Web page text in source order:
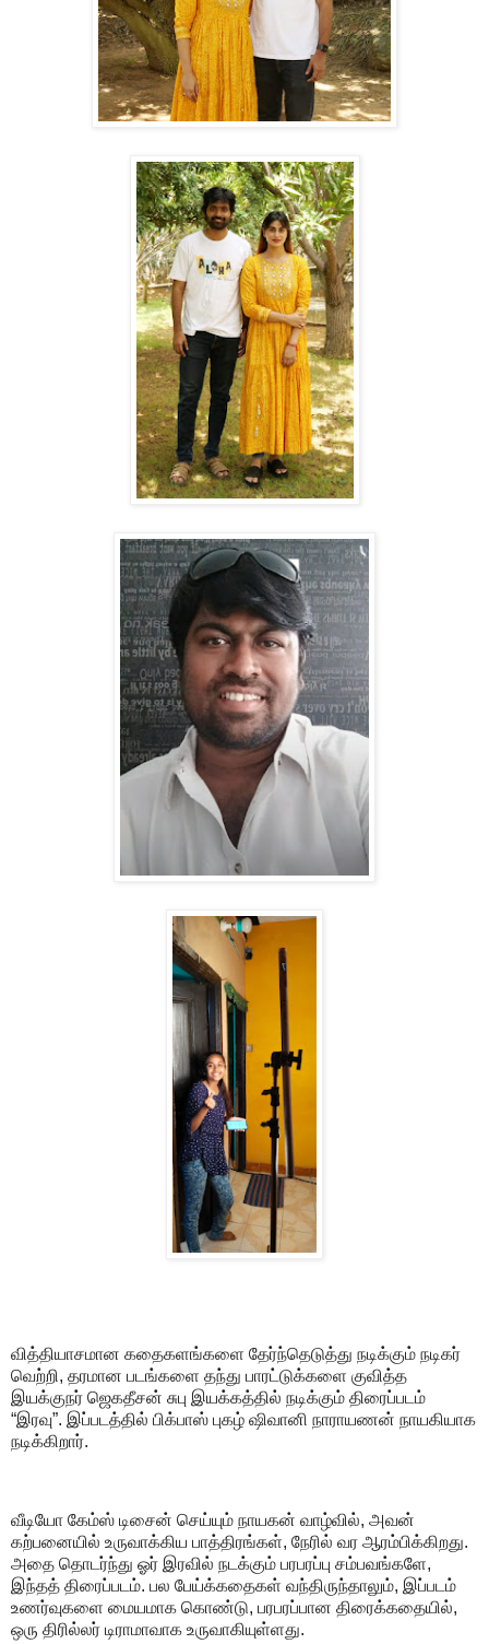
வித்தியாசமான கதைகளங்களை தேர்ந்தெடுத்து நடிக்கும் நடிகர்
வெற்றி, தரமான படங்களை தந்து பாரட்டுக்களை குவித்த
இயக்குநர் ஜெகதீசன் சுபு இயக்கத்தில் நடிக்கும் திரைப்படம்
“இரவு”. இப்படத்தில் பிக்பாஸ் புகழ் ஷிவானி நாராயணன் நாயகியாக
நடிக்கிறார்.
வீடியோ கேம்ஸ் டிசைன் செய்யும் நாயகன் வாழ்வில், அவன்
கற்பனையில் உருவாக்கிய பாத்திரங்கள், நேரில் வர ஆரம்பிக்கிறது.
அதை தொடர்ந்து ஓர் இரவில் நடக்கும் பரபரப்பு சம்பவங்களே,
இந்தத் திரைப்படம். பல பேய்க்கதைகள் வந்திருந்தாலும், இப்படம்
உணர்வுகளை மையமாக கொண்டு, பரபரப்பான திரைக்கதையில்,
ஒரு திரில்லர் டிராமாவாக உருவாகியுள்ளது.